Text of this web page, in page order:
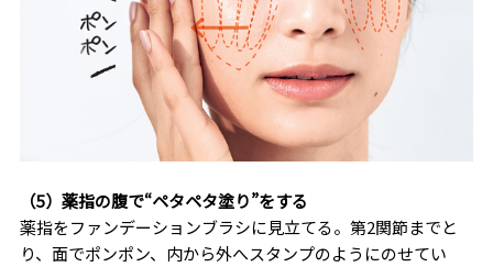
（5）薬指の腹で“ペタペタ塗り”をする
薬指をファンデーションブラシに見立てる。第2関節までと
り、面でポンポン、内から外へスタンプのようにのせてい